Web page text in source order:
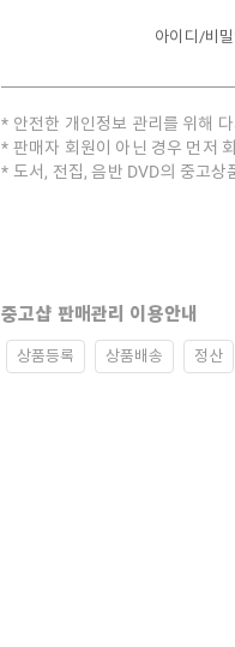
아이디/비밀
안전한 개인정보 관리를 위해
판매자 회원이 아닌 경우 먼저
도서, 전집, 음반 DVD의 중고
중고샵 판매관리 이용안내
상품등록 상품배송 정산